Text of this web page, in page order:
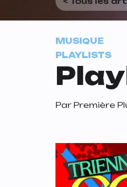
MUSIQUE
PLAYLISTS
Par Première